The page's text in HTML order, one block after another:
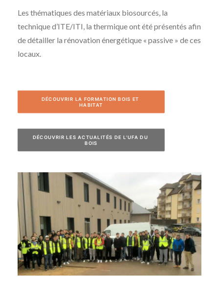
Les thématiques des matériaux biosourcés, la
technique d’ITE/ITI, la thermique ont été présentés afin
de détailler la rénovation énergétique « passive » de ces
locaux.
DÉCOUVRIR LA FORMATION BOIS ET
HABITAT
DÉCOUVRIR LES ACTUALITÉS DE L'UFA DU
BOIS